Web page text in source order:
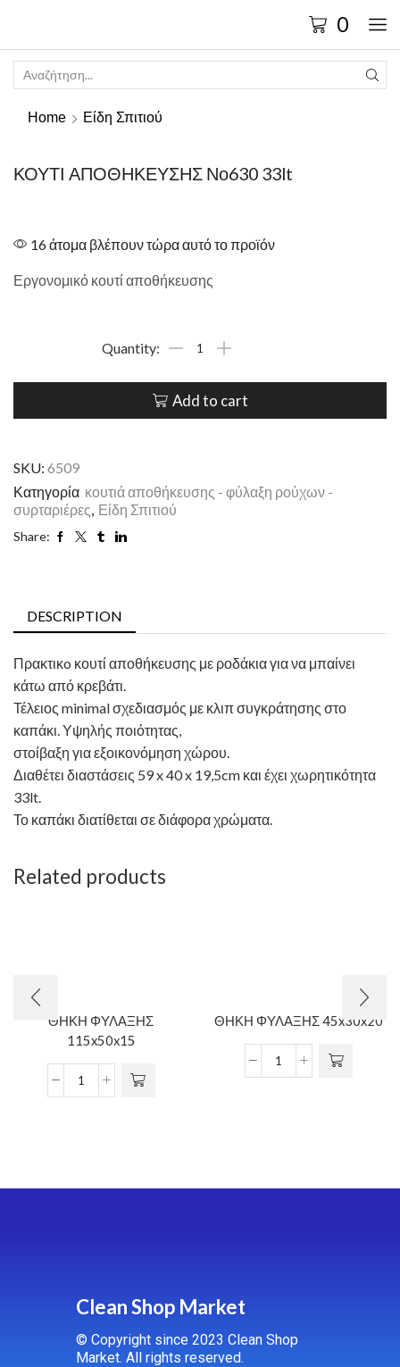
0
Home Είδη Σπιτιού
ΚΟΥΤΙ ΑΠΟΘΗΚΕΥΣΗΣ Νο630 33lt
16 άτομα βλέπουν τώρα αυτό το προϊόν
Εργονομικό κουτί αποθήκευσης
Add to cart
SKU: 6509
Κατηγορία κουτιά αποθήκευσης - φύλαξη ρούχων -
συρταριέρες, Είδη Σπιτιού
Share:
DESCRIPTION
Πρακτικo κουτί αποθήκευσης με ροδάκια για να μπαίνει
κάτω από κρεβάτι.
Τέλειος minimal σχεδιασμός με κλιπ συγκράτησης στο
καπάκι. Υψηλής ποιότητας,
στοίβαξη για εξοικονόμηση χώρου.
Διαθέτει διαστάσεις 59 x 40 x 19,5cm και έχει χωρητικότητα
33lt.
Το καπάκι διατίθεται σε διάφορα χρώματα.
Related products
ΘΗΚΗ ΦΥΛΑΞΗΣ
115x50x15
ΘΗΚΗ ΦΥΛΑΞΗΣ 45x30x20
Clean Shop Market
© Copyright since 2023 Clean Shop
Market. All rights reserved.